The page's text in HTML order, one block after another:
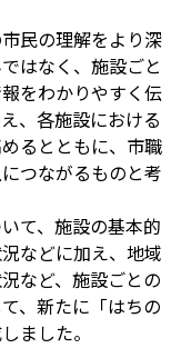
民の理解をより深
はなく、施設ごと
をわかりやすく伝
、各施設における
るとともに、市職
つながるものと考
て、施設の基本的
などに加え、地域
など、施設ごとの
、新たに「はちの
ました。